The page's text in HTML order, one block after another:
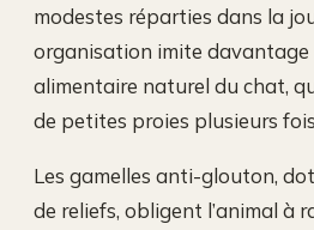
modestes réparties dans la
organisation imite
alimentaire naturel du chat,
de petites proies plusieurs
Les gamelles anti-glouton,
de reliefs, obligent l’animal à